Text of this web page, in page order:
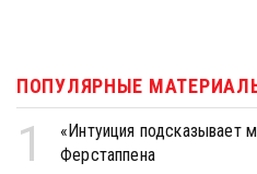
ПОПУЛЯРНЫЕ
1
«Интуиция подсказывает
Ферстаппена